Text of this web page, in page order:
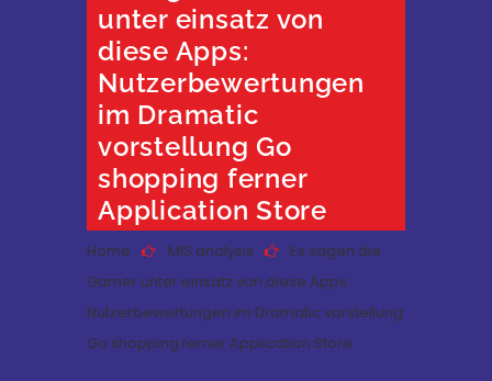
unter einsatz von
diese Apps:
Nutzerbewertungen
im Dramatic
vorstellung Go
shopping ferner
Application Store
Home MIS analysis
Es sagen die
Gamer unter einsatz von diese Apps:
Nutzerbewertungen im Dramatic vorstellung
Go shopping ferner Application Store